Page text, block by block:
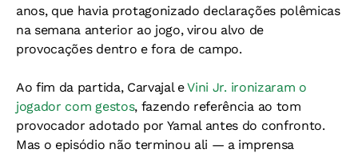
anos, que havia protagonizado declarações polêmicas
na semana anterior ao jogo, virou alvo de
provocações dentro e fora de campo.
Ao fim da partida, Carvajal eVini Jr. ironizaram o
jogador com gestos, fazendo referência ao tom
provocador adotado por Yamal antes do confronto.
Mas o episódio não terminou ali — a imprensa